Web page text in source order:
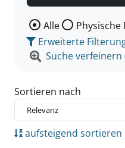
Wählen Sie die
Alle Physische
Erweiterte
Suche verfeinern
Sortieren nach
aufsteigend sortieren